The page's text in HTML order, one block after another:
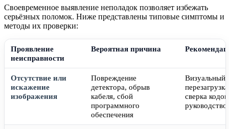
Своевременное выявление неполадок позволяет избежать
серьёзных поломок. Ниже представлены типовые симптомы и
методы их проверки:
Проявление
неисправности
Вероятная причина
Отсутствие или
искажение
изображения
Повреждение
детектора, обрыв
кабеля, сбой
программного
обеспечения
Визуальный
сверка